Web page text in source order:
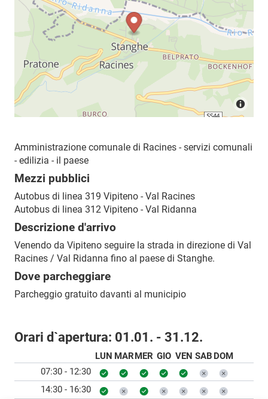
Amministrazione comunale di Racines - servizi comunali
- edilizia - il paese
Mezzi pubblici
Autobus di linea 319 Vipiteno - Val Racines
Autobus di linea 312 Vipiteno - Val Ridanna
Descrizione d'arrivo
Venendo da Vipiteno seguire la strada in direzione di Val
Racines / Val Ridanna fino al paese di Stanghe.
Dove parcheggiare
Parcheggio gratuito davanti al municipio
Orari d`apertura: 01.01. - 31.12.
LUN MARMER GIO VEN SAB DOM
07:30 - 12:30
14:30 - 16:30